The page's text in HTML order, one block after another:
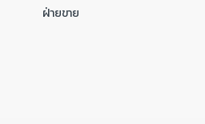
ฝ่ายขาย